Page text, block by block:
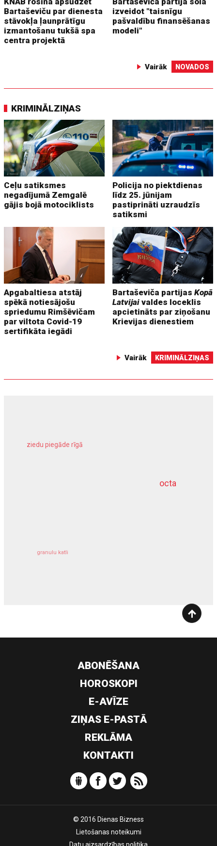
Bartaševiču par dienesta
stāvokļa ļaunprātīgu
izmantošanu tukšā spa
centra projektā
izveidot "taisnīgu
pašvaldību finansēšanas
modeli"
Vairāk NOVADOS
KRIMINĀLZIŅAS
Ceļu satiksmes
negadījumā Zemgalē
gājis bojā motociklists
Policija no piektdienas
līdz 25. jūnijam
pastiprināti uzraudzīs
satiksmi
Apgabaltiesa atstāj
spēkā notiesājošu
spriedumu Rimšēvičam
par viltota Covid-19
sertifikāta iegādi
Bartaševiča partijasKopā
Latvijai valdes loceklis
apcietināts par ziņošanu
Krievijas dienestiem
Vairāk KRIMINĀLZIŅAS
octa
ziedu piegāde rīgā
granulu katli
dziļurbums
ABONĒŠANA
HOROSKOPI
E-AVĪZE
ZIŅAS E-PASTĀ
REKLĀMA
KONTAKTI
© 2016 Dienas Bizness
Lietošanas noteikumi
Datu aizsardzības politika